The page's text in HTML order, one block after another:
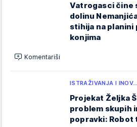
Vatrogasci čine
dolinu
stihija na planini
konjima
Komentariši
ISTRAŽIVANJA I INOV…
Projekat Željka
problem skupih
popravki: Robot